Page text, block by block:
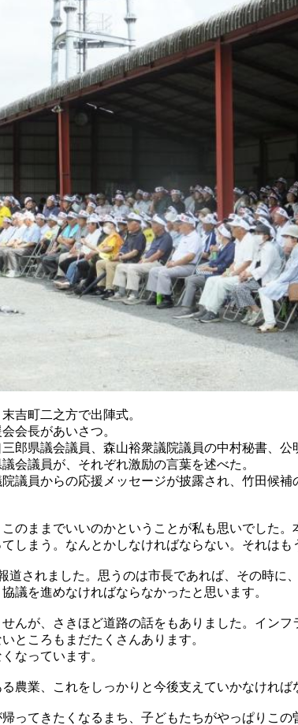
吉町二之方で出陣式。
会長があいさつ。
郎県議会議員、森山裕衆議院議員の中村秘書、公
会議員が、それぞれ激励の言葉を述べた。
議員からの応援メッセージが披露され、竹田候補
のままでいいのかということが私も思いでした。
しまう。なんとかしなければならない。それはも
道されました。思うのは市長であれば、その時に
議を進めなければならなかったと思います。
んが、さきほど道路の話をもありました。インフ
ところもまだたくさんあります。
なっています。
農業、これをしっかりと今後支えていかなければ
ってきたくなるまち、子どもたちがやっぱりこの